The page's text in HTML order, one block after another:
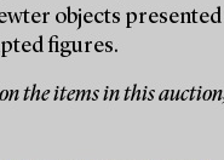
objects
figures.
the items in this